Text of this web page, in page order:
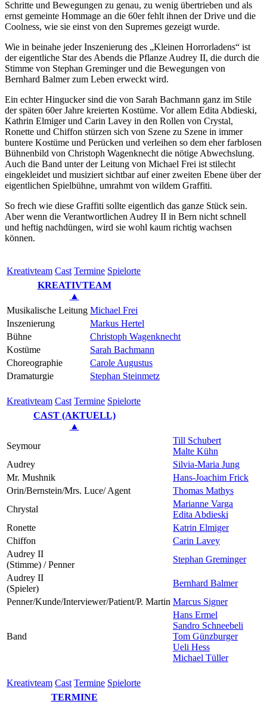
Schritte und Bewegungen zu genau, zu wenig übertrieben und als
ernst gemeinte Hommage an die 60er fehlt ihnen der Drive und die
Coolness, wie sie einst von den Supremes gezeigt wurde.
Wie in beinahe jeder Inszenierung des „Kleinen Horrorladens“ ist
der eigentliche Star des Abends die Pflanze Audrey II, die durch die
Stimme von Stephan Greminger und die Bewegungen von
Bernhard Balmer zum Leben erweckt wird.
Ein echter Hingucker sind die von Sarah Bachmann ganz im Stile
der späten 60er Jahre kreierten Kostüme. Vor allem Edita Abdieski,
Kathrin Elmiger und Carin Lavey in den Rollen von Crystal,
Ronette und Chiffon stürzen sich von Szene zu Szene in immer
buntere Kostüme und Perücken und verleihen so dem eher farblosen
Bühnenbild von Christoph Wagenknecht die nötige Abwechslung.
Auch die Band unter der Leitung von Michael Frei ist stilecht
eingekleidet und musiziert sichtbar auf einer zweiten Ebene über der
eigentlichen Spielbühne, umrahmt von wildem Graffiti.
So frech wie diese Graffiti sollte eigentlich das ganze Stück sein.
Aber wenn die Verantwortlichen Audrey II in Bern nicht schnell
und heftig nachdüngen, wird sie wohl kaum richtig wachsen
können.
Kreativ­team Cast Ter­mi­ne Spielorte
KREATIVTEAM
▲
Musikalische Leitung Michael Frei
Inszenierung
Markus Hertel
Bühne
Christoph Wagenknecht
Kostüme
Sarah Bachmann
Choreographie
Carole Augustus
Dramaturgie
Stephan Steinmetz
Kreativ­team Cast Ter­mi­ne Spielorte
CAST (AKTUELL)
▲
Seymour
Till Schubert
Malte Kühn
Audrey
Silvia-Maria Jung
Mr. Mushnik
Hans-Joachim Frick
Orin/Bernstein/Mrs. Luce/ Agent
Thomas Mathys
Chrystal
Marianne Varga
Edita Abdieski
Ronette
Katrin Elmiger
Chiffon
Carin Lavey
Audrey II
(Stimme) / Penner
Stephan Greminger
Audrey II
(Spieler)
Bernhard Balmer
Penner/Kunde/Interviewer/Patient/P. Martin Marcus Signer
Band
Hans Ermel
Sandro Schneebeli
Tom Günzburger
Ueli Hess
Michael Tüller
Kreativ­team Cast Ter­mi­ne Spielorte
TERMINE